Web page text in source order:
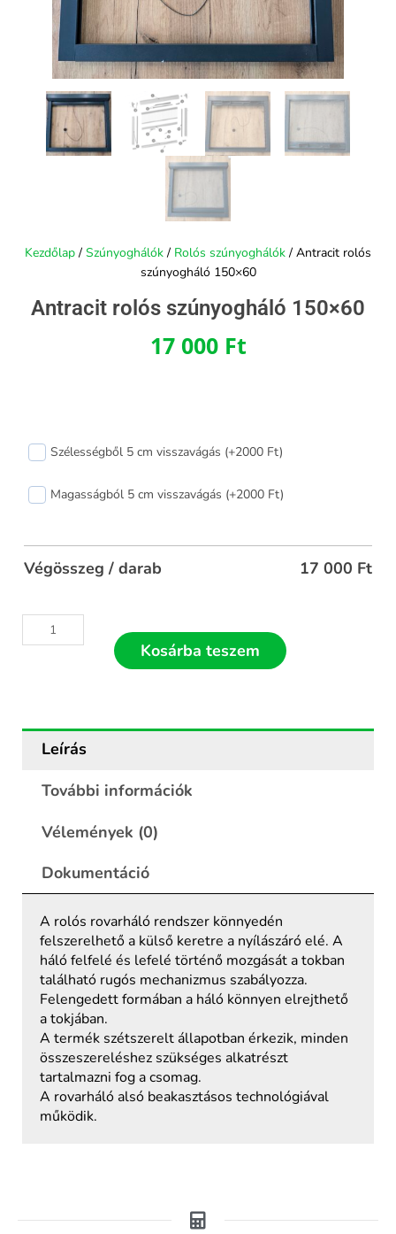
Kezdőlap / Szúnyoghálók / Rolós szúnyoghálók / Antracit rolós
szúnyogháló 150×60
Antracit rolós szúnyogháló 150×60
17 000 Ft
Szélességből 5 cm visszavágás (+2000 Ft)
Magasságból 5 cm visszavágás (+2000 Ft)
Végösszeg / darab 17 000 Ft
rolós
150x60
Kosárba teszem
Leírás
További információk
Vélemények (0)
Dokumentáció
A rolós rovarháló rendszer könnyedén
felszerelhető a külső keretre a nyílászáró elé. A
háló felfelé és lefelé történő mozgását a tokban
található rugós mechanizmus szabályozza.
Felengedett formában a háló könnyen elrejthető
a tokjában.
A termék szétszerelt állapotban érkezik, minden
összeszereléshez szükséges alkatrészt
tartalmazni fog a csomag.
A rovarháló alsó beakasztásos technológiával
működik.